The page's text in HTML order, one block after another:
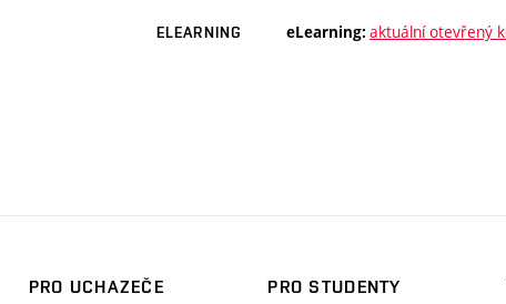
ELEARNING eLearning: aktuální otevřený
PRO UCHAZEČE
PRO STUDENTY